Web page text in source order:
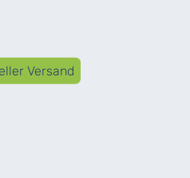
Versand